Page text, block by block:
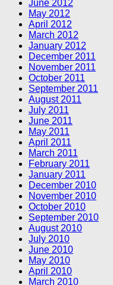
June 2012
May 2012
April 2012
March 2012
January 2012
December 2011
November 2011
October 2011
September 2011
August 2011
July 2011
June 2011
May 2011
April 2011
March 2011
February 2011
January 2011
December 2010
November 2010
October 2010
September 2010
August 2010
July 2010
June 2010
May 2010
April 2010
March 2010